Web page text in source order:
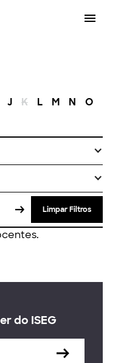
J K L M N O
Limpar Filtros
do ISEG